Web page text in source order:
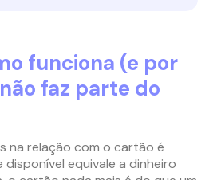
funciona (e por
faz parte do
na relação com o cartão é
equivale a dinheiro